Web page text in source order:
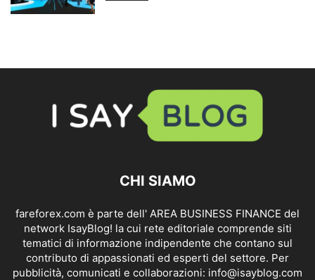
CHI SIAMO
fareforex.com è parte dell' AREA BUSINESS FINANCE del
network IsayBlog! la cui rete editoriale comprende siti
tematici di informazione indipendente che contano sul
contributo di appassionati ed esperti del settore. Per
pubblicità, comunicati e collaborazioni: info@isayblog.com